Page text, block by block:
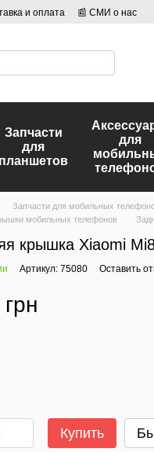
и оплата
📰 СМИ о нас
Запчасти
для
планшетов
для
Запчасти для мобильных
мобильных телефонов
крышка Xiaomi
Артикул: 75080 Оставить
Купить